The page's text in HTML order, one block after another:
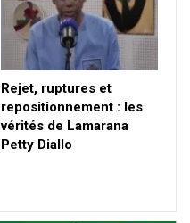
Rejet, ruptures et
repositionnement : les
vérités de Lamarana
Petty Diallo